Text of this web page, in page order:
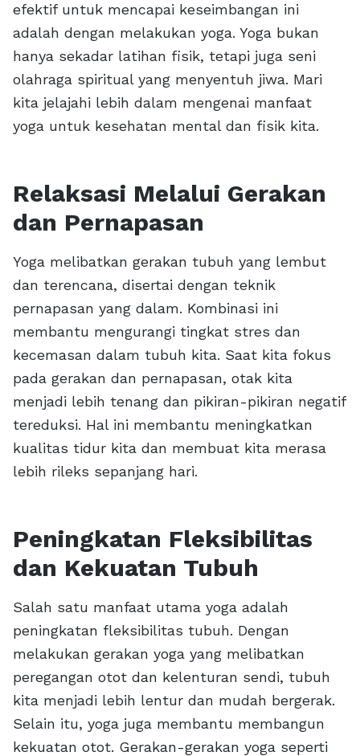
efektif untuk mencapai keseimbangan ini
adalah dengan melakukan yoga. Yoga bukan
hanya sekadar latihan fisik, tetapi juga seni
olahraga spiritual yang menyentuh jiwa. Mari
kita jelajahi lebih dalam mengenai manfaat
yoga untuk kesehatan mental dan fisik kita.
Relaksasi Melalui Gerakan
dan Pernapasan
Yoga melibatkan gerakan tubuh yang lembut
dan terencana, disertai dengan teknik
pernapasan yang dalam. Kombinasi ini
membantu mengurangi tingkat stres dan
kecemasan dalam tubuh kita. Saat kita fokus
pada gerakan dan pernapasan, otak kita
menjadi lebih tenang dan pikiran-pikiran negatif
tereduksi. Hal ini membantu meningkatkan
kualitas tidur kita dan membuat kita merasa
lebih rileks sepanjang hari.
Peningkatan Fleksibilitas
dan Kekuatan Tubuh
Salah satu manfaat utama yoga adalah
peningkatan fleksibilitas tubuh. Dengan
melakukan gerakan yoga yang melibatkan
peregangan otot dan kelenturan sendi, tubuh
kita menjadi lebih lentur dan mudah bergerak.
Selain itu, yoga juga membantu membangun
kekuatan otot. Gerakan-gerakan yoga seperti